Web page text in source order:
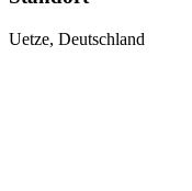
Uetze, Deutschland